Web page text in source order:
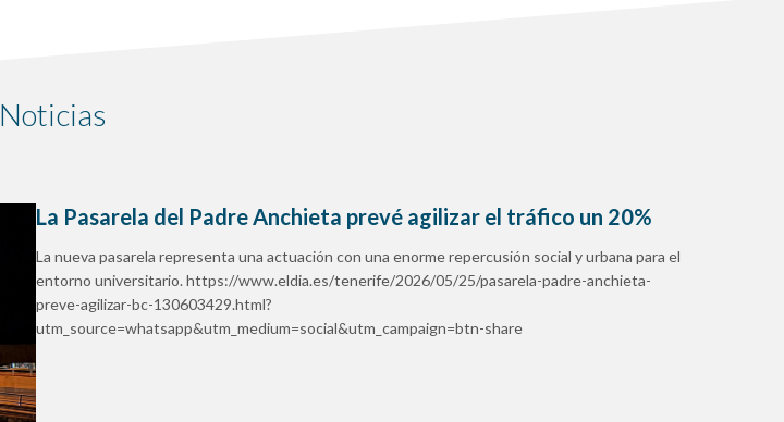
Noticias
La Pasarela del Padre Anchieta prevé agilizar el tráfico un 20%
La nueva pasarela representa una actuación con una enorme repercusión social y urbana para el
entorno universitario. https://www.eldia.es/tenerife/2026/05/25/pasarela-padre-anchieta-
preve-agilizar-bc-130603429.html?
utm_source=whatsapp&utm_medium=social&utm_campaign=btn-share